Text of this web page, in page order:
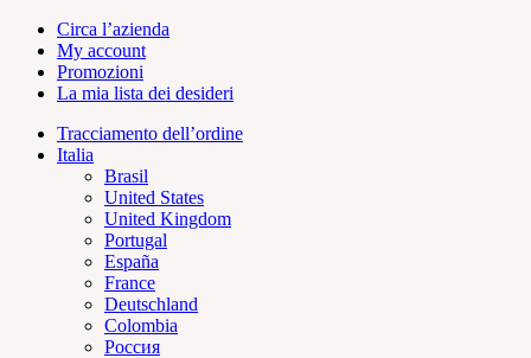
Circa l’azienda
My account
Promozioni
La mia lista dei desideri
Tracciamento dell’ordine
Italia
Brasil
United States
United Kingdom
Portugal
España
France
Deutschland
Colombia
Россия